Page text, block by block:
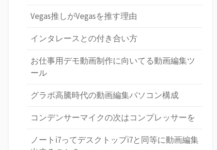
Vegas推しがVegasを推す理由
インタレースとの付き合い方
お仕事用デモ動画制作に向いてる動画編集ツ
ール
グラボ高騰時代の動画編集パソコン構成
コンデンサーマイクの次はコンプレッサーを
ノートi7ってデスクトップi7と同等に動画編集